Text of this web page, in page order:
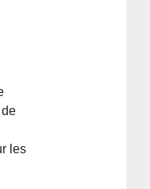
de
les